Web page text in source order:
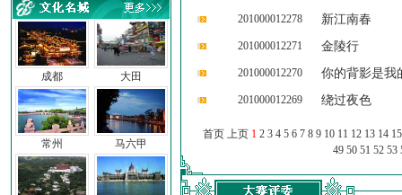
成都
常州
大田
马六甲
201000012278 新江南春
201000012271 金陵行
201000012270 你的背影是我
201000012269 绕过夜色
首页 上页 1 2 3 4 5 6 7 8 9 10 11 12 13 14 15
49 50 51 52 53